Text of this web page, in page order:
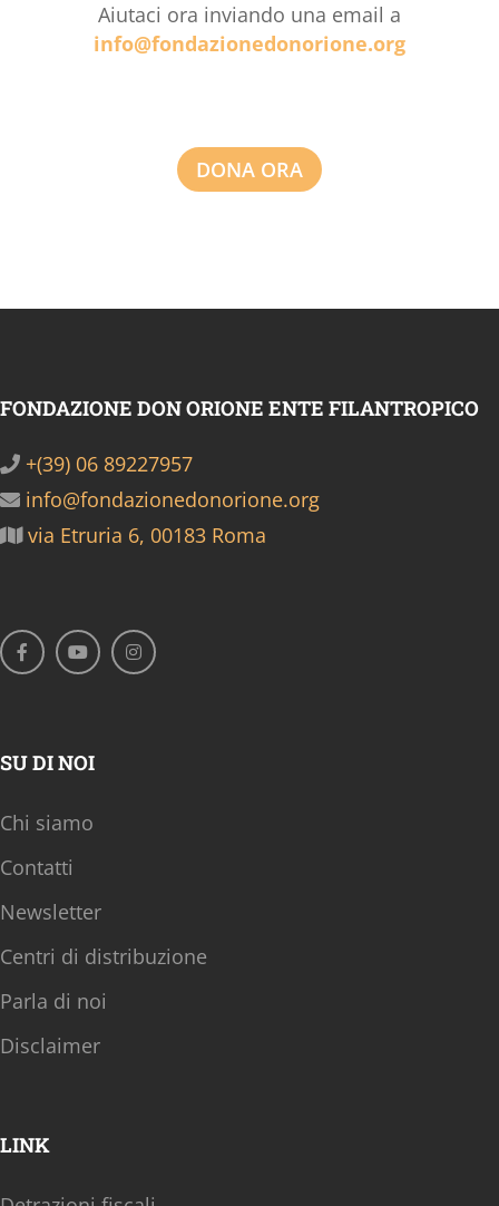
Aiutaci ora inviando una email a
info@fondazionedonorione.org
DONA ORA
FONDAZIONE DON ORIONE ENTE FILANTROPICO
+(39) 06 89227957
info@fondazionedonorione.org
via Etruria 6, 00183 Roma
SU DI NOI
Chi siamo
Contatti
Newsletter
Centri di distribuzione
Parla di noi
Disclaimer
LINK